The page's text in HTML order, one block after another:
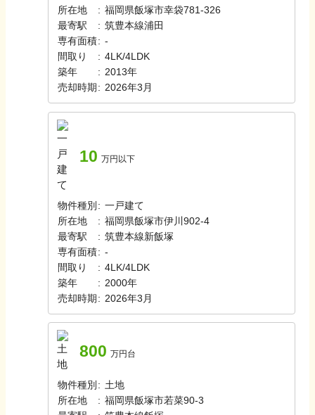
所在地
: 福岡県飯塚市幸袋781-326
最寄駅
: 筑豊本線浦田
専有面積: -
間取り
: 4LK/4LDK
築年
: 2013年
売却時期 : 2026年3月
10 万円以下
物件種別 : 一戸建て
所在地
: 福岡県飯塚市伊川902-4
最寄駅
: 筑豊本線新飯塚
専有面積: -
間取り
: 4LK/4LDK
築年
: 2000年
売却時期 : 2026年3月
800 万円台
物件種別 : 土地
所在地
: 福岡県飯塚市若菜90-3